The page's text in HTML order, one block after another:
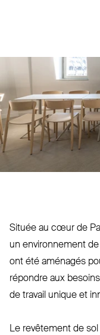
Située au cœur de
un envi­ronnement
ont été aménagés
répondre aux
de travail unique et
Le revêtement de